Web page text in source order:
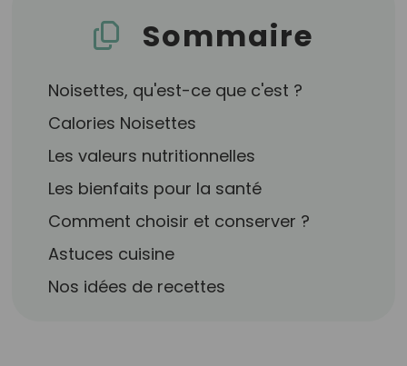
Sommaire
Noisettes, qu'est-ce que c'est ?
Calories Noisettes
Les valeurs nutritionnelles
Les bienfaits pour la santé
Comment choisir et conserver ?
Astuces cuisine
Nos idées de recettes